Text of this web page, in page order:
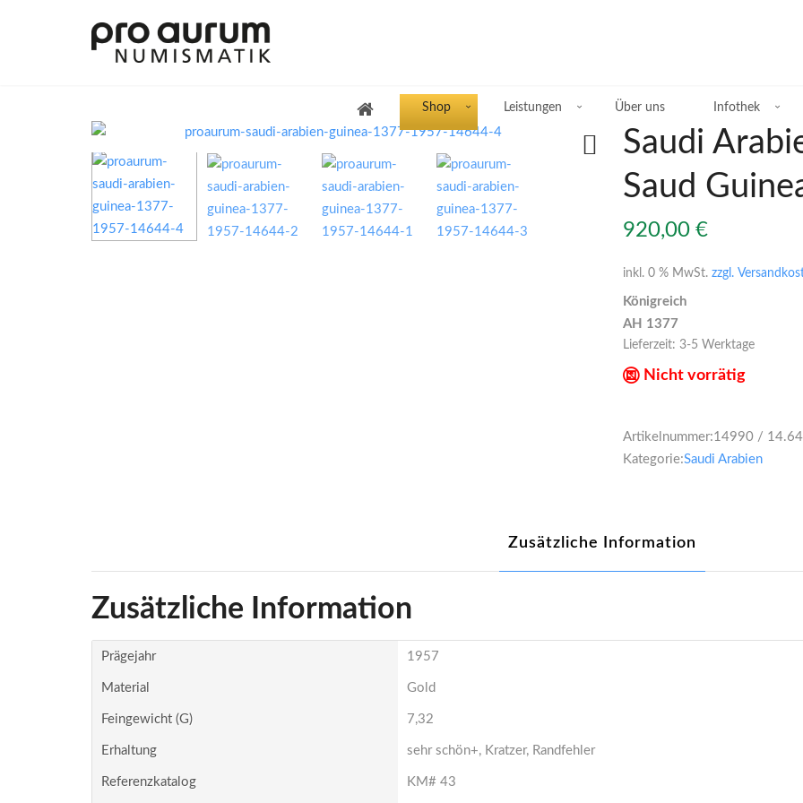
Shop
Übersicht Goldprodukte Übersicht Silberprodukte
Silbermünzen übriges Europa
Silbermünzen übrige Welt
Leistungen Über uns Infothek
Saudi
Saud
920,00 €
inkl. 0 % MwSt. zzgl.
Königreich
AH 1377
Lieferzeit: 3-5 Werktage
Nicht vorrätig
Artikelnummer:14990 /
Kategorie:Saudi Arabien
Zusätzliche Information
Zusätzliche Information
Prägejahr 1957
Material Gold
Feingewicht (g) 7,32
Erhaltung sehr schön+, Kratzer, Randfehler
Referenzkatalog KM# 43